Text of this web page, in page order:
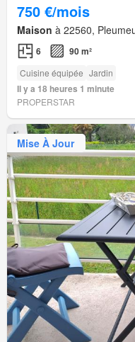
750 €/mois
Maison à 22560,
6 90 m²
Cuisine équipée Jardin
Il y a 18 heures 1 minute
PROPERSTAR
Mise À Jour